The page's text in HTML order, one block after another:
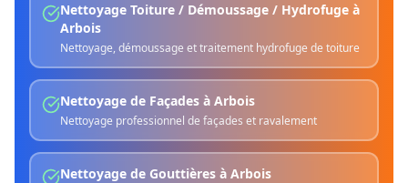
Nettoyage Toiture / Démoussage / Hydrofuge à
Arbois
Nettoyage, démoussage et traitement hydrofuge de toiture
Nettoyage de Façades à Arbois
Nettoyage professionnel de façades et ravalement
Nettoyage de Gouttières à Arbois